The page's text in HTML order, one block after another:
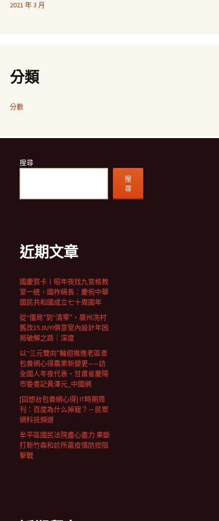
2021 年 3 月
分類
分數
搜尋
搜
尋
近期文章
國慶賀卡丨昭年夜找九宮格教
室一統，國祚綿長：慶祝中華
國民共和國成立七十周圍年
從“僵局”到“清零”，廣州冼村
舊改15JIUYI俱意室內設計年困
局破解之路｜深度
以“三元雙向”輪迴推進老區查
包養網心得農業新變更——訪
全國人年夜代表、甘肅省慶陽
市委書記黃澤元_中國網
[回想台包養網心得] IT時期周
刊：百度為什么掉寵？－民眾
網科技頻道
牟平區國民法院盡心盡力 果斷
打新竹森和診所贏疫情防控阻
擊戰